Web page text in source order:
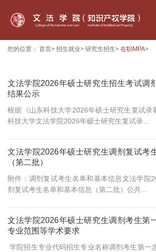
您的位置： 首页> 招生就业> 研究生招生> 在职MPA>
文法学院2026年硕士研究生招生考试调
结果公示
根据《山东科技大学2026年硕士研究生复试录
科技大学文法学院2026年硕士研究生复试录...
文法学院2026年硕士研究生调剂复试考
（第二批）
附件：调剂复试考生名单和基本信息文法学院
剂复试考生名单和基本信息（第二批）公共...
文法学院2026年硕士研究生调剂考生第
专业范围等学术要求
学院招生专业代码招生专业名称调剂考生第一